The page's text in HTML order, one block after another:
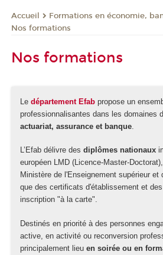
Accueil
Formations en économie,
Nos formations
Nos formations
Le département Efab propose un
professionnalisantes dans les domaines
actuariat, assurance et banque
L’Efab délivre des diplômes nationaux
européen LMD (Licence-Master-
Ministère de l'Enseignement supérieur et
que des certificats d'établissement et
inscription "à la carte".
Destinés en priorité à des personnes
active, en activité ou reconversion
principalement lieu en soirée ou en